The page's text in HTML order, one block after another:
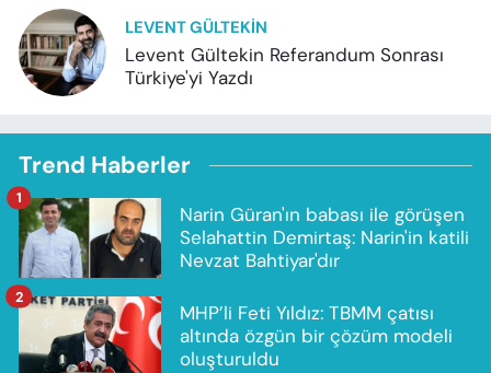
LEVENT GÜLTEKIN
Levent Gültekin Referandum Sonrası
Türkiye'yi Yazdı
Trend Haberler
Narin Güran'ın babası ile görüşen
Selahattin Demirtaş: Narin'in katili
Nevzat Bahtiyar'dır
1
MHP’li Feti Yıldız: TBMM çatısı
altında özgün bir çözüm modeli
oluşturuldu
2